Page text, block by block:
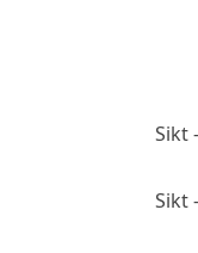
Sikt
Sikt